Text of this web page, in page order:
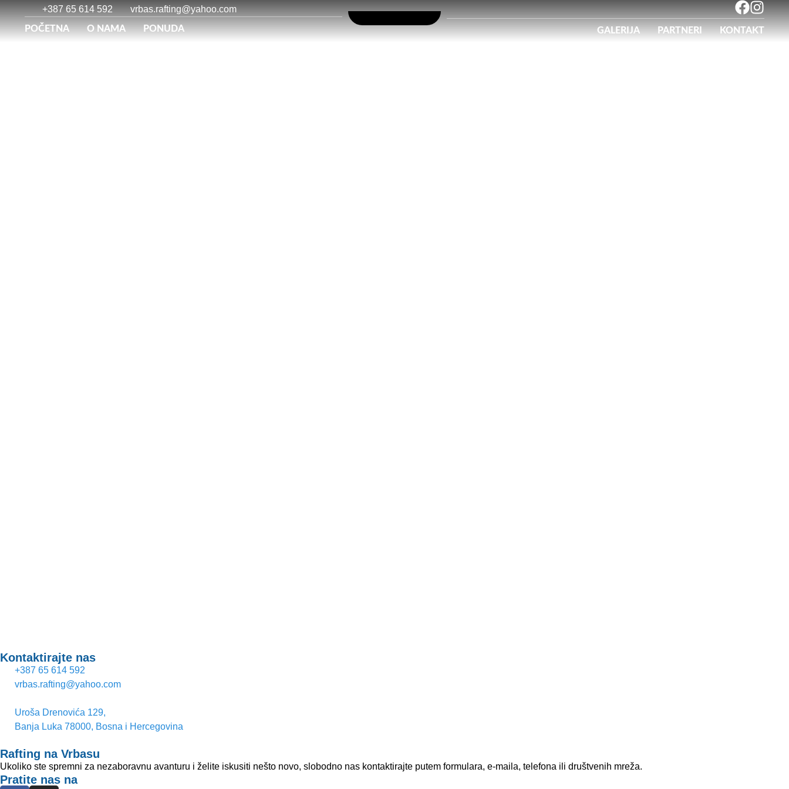
+387 65 614 592 vrbas.rafting@yahoo.com
POČETNA O NAMA PONUDA GALERIJA PARTNERI KONTAKT
Kontaktirajte nas
+387 65 614 592
vrbas.rafting@yahoo.com
Uroša Drenovića 129,
Banja Luka 78000, Bosna i Hercegovina
Rafting na Vrbasu
Ukoliko ste spremni za nezaboravnu avanturu i želite iskusiti nešto novo, slobodno nas kontaktirajte putem formulara, e-maila, telefona ili društvenih mreža.
Pratite nas na